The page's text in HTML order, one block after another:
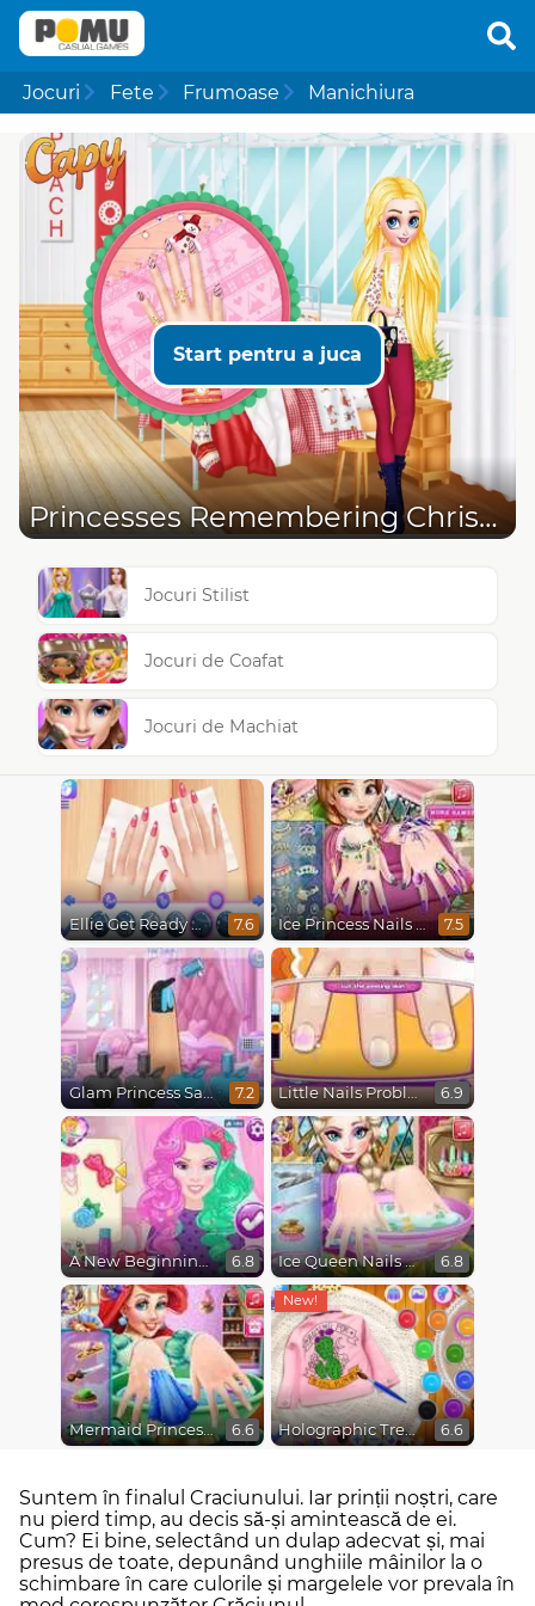
Jocuri Fete Frumoase Manichiura
Start pentru a juca
Princesses Remembering Christmas
Jocuri Stilist
Jocuri de Coafat
Jocuri de Machiat
Ellie Get Ready With Me 2 7.6 Ice Princess Nails Spa 7.5
Glam Princess Salon 7.2 Little Nails Problems 6.9
A New Beginning, From Sad to Fab 6.8 Ice Queen Nails Spa 6.8
Mermaid Princess Nails Spa 6.6 Holographic Trends 6.6
Suntem în finalul Craciunului. Iar prinții noștri, care
nu pierd timp, au decis să-și amintească de ei.
Cum? Ei bine, selectând un dulap adecvat și, mai
presus de toate, depunând unghiile mâinilor la o
schimbare în care culorile și margelele vor prevala în